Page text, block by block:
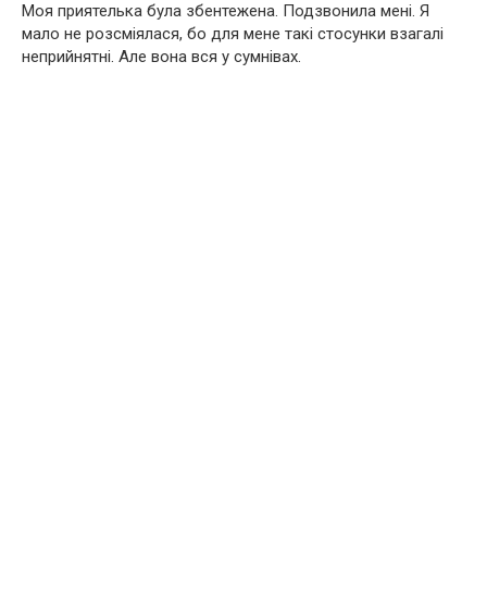
Моя приятелька була збентежена. Подзвонила мені. Я
мало не розсміялася, бо для мене такі стосунки взагалі
неприйнятні. Але вона вся у сумнівах.